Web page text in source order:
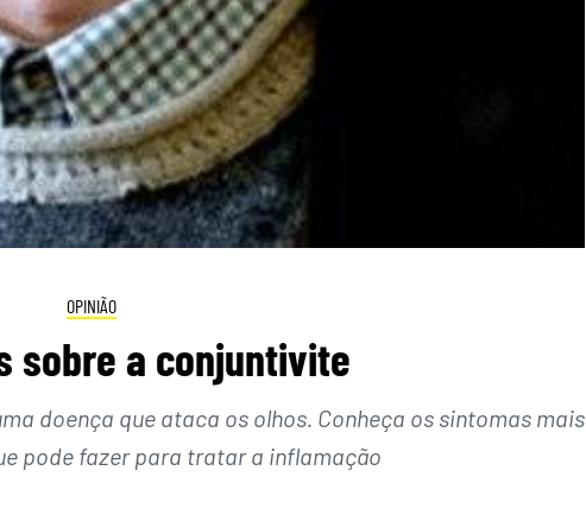
OPINIÃO
sobre a conjuntivite
doença que ataca os olhos. Conheça os sintomas mais
pode fazer para tratar a inflamação